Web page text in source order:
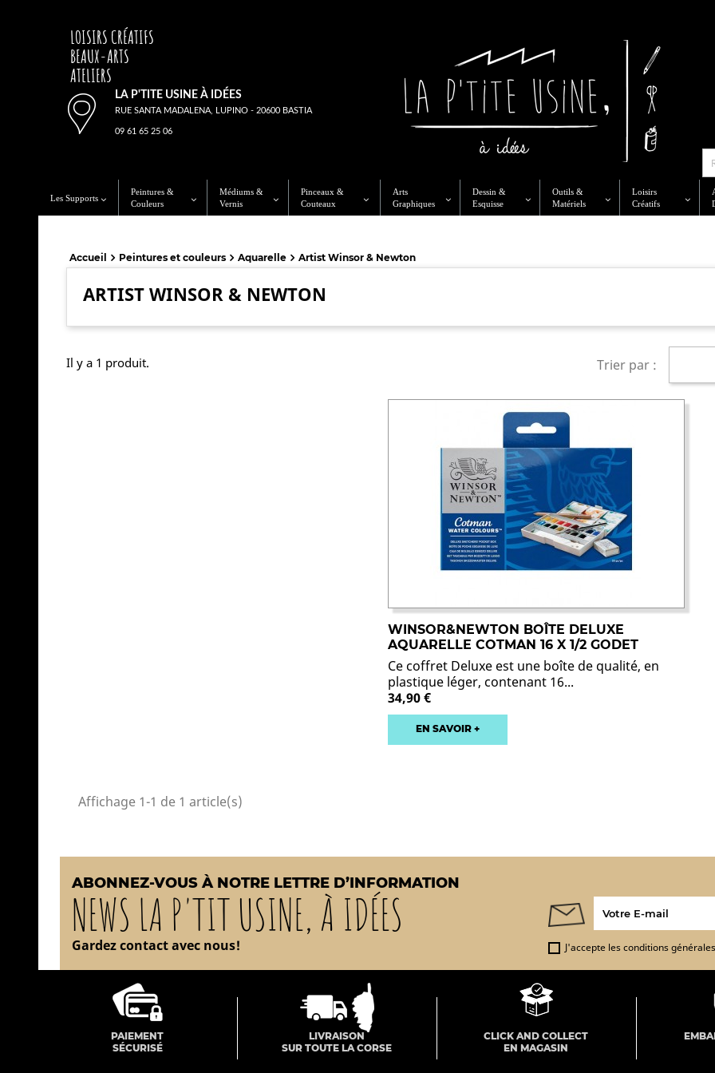
LOISIRS CRÉATIFS
BEAUX-ARTS
ATELIERS
LA P'TITE USINE À IDÉES
RUE SANTA MADALENA, LUPINO - 20600 BASTIA
09 61 65 25 06
Les Supports
Peintures &
Couleurs
Médiums &
Vernis
Pinceaux &
Couteaux
Arts
Graphiques
Dessin &
Esquisse
Outils &
Matériels
Loisirs
Créatifs
Accueil Peintures et couleurs Aquarelle Artist Winsor & Newton
ARTIST WINSOR & NEWTON
Il y a 1 produit. Trier par :
WINSOR&NEWTON BOÎTE DELUXE
AQUARELLE COTMAN 16 X 1/2 GODET
Ce coffret Deluxe est une boîte de qualité, en
plastique léger, contenant 16...
34,90 €
EN SAVOIR +
Affichage 1-1 de 1 article(s)
ABONNEZ-VOUS À NOTRE LETTRE D’INFORMATION
NEWS LA P'TIT USINE, À IDÉES
Gardez contact avec nous! J'accepte les conditions
PAIEMENT
SÉCURISÉ
LIVRAISON
SUR TOUTE LA CORSE
CLICK AND COLLECT
EN MAGASIN